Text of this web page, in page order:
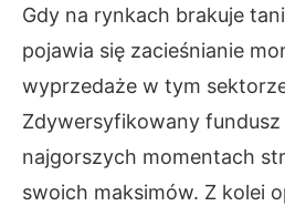
Gdy na rynkach brakuje
pojawia się zacieśnianie
wyprzedaże w tym
Zdywersyfikowany fundusz
najgorszych momentach
swoich maksimów. Z kolei